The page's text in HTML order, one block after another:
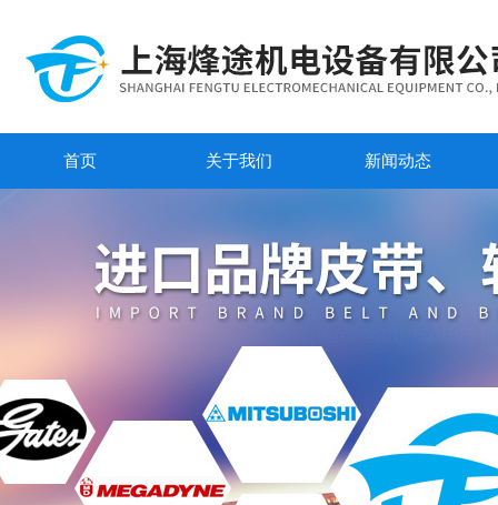
首页 关于我们 新闻动态